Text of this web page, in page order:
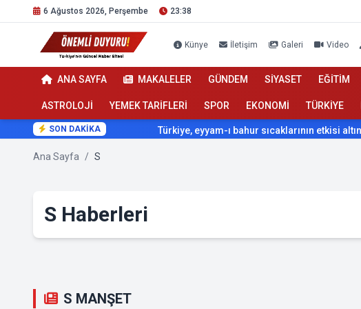
6 Ağustos 2026, Perşembe 23:38
Künye İletişim Galeri Video
ANA SAYFA MAKALELER GÜNDEM SİYASET EĞİTİM
ASTROLOJİ YEMEK TARİFLERİ SPOR EKONOMİ TÜRKİYE
SON DAKİKA Türkiye, eyyam-ı bahur sıcaklarının etkisi altına giriyor
Ana Sayfa / S
S Haberleri
S MANŞET